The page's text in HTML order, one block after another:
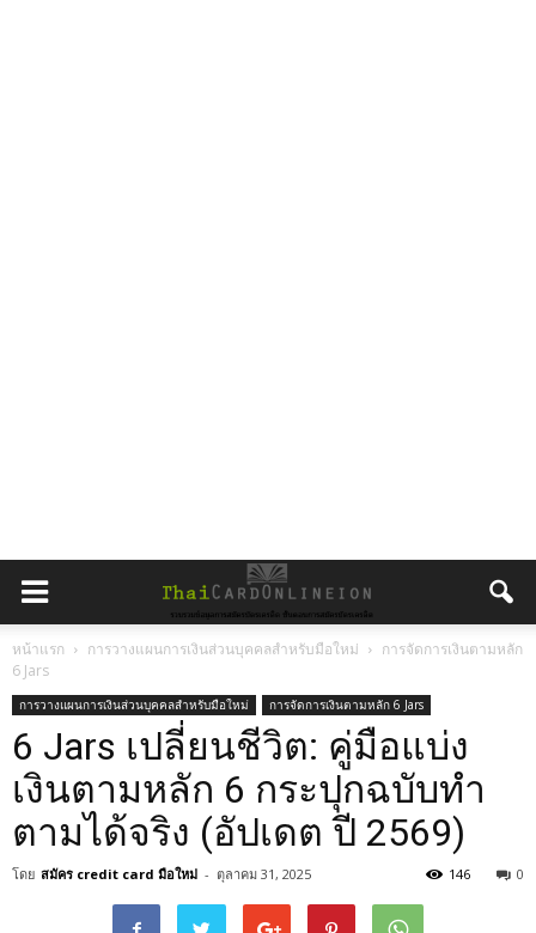
หน้าแรก การวางแผนการเงินส่วนบุคคลสำหรับมือใหม่
การจัดการเงินตามหลัก
6 Jars
การวางแผนการเงินส่วนบุคคลสำหรับมือใหม่ การจัดการเงินตามหลัก 6 Jars
6 Jars เปลี่ยนชีวิต: คู่มือแบ่ง
เงินตามหลัก 6 กระปุกฉบับทำ
ตามได้จริง (อัปเดต ปี 2569)
โดย สมัคร credit card มือใหม่ - ตุลาคม 31, 2025 0
146